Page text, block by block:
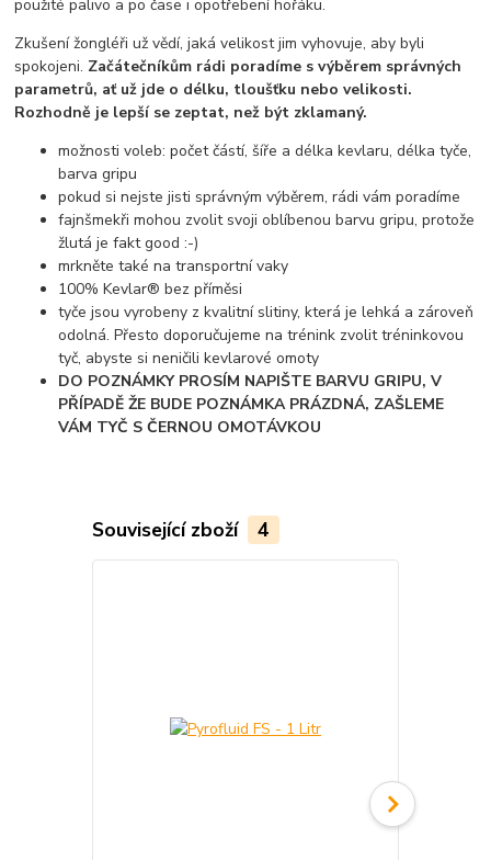
použité palivo a po čase i opotřebení hořáku.
Zkušení žongléři už vědí, jaká velikost jim vyhovuje, aby byli
spokojeni. Začátečníkům rádi poradíme s výběrem správných
parametrů, ať už jde o délku, tloušťku nebo velikosti.
Rozhodně je lepší se zeptat, než být zklamaný.
možnosti voleb: počet částí, šíře a délka kevlaru, délka tyče,
barva gripu
pokud si nejste jisti správným výběrem, rádi vám poradíme
fajnšmekři mohou zvolit svoji oblíbenou barvu gripu, protože
žlutá je fakt good :-)
mrkněte také na transportní vaky
100% Kevlar® bez příměsi
tyče jsou vyrobeny z kvalitní slitiny, která je lehká a zároveň
odolná. Přesto doporučujeme na trénink zvolit tréninkovou
tyč, abyste si neničili kevlarové omoty
DO POZNÁMKY PROSÍM NAPIŠTE BARVU GRIPU, V
PŘÍPADĚ ŽE BUDE POZNÁMKA PRÁZDNÁ, ZAŠLEME
VÁM TYČ S ČERNOU OMOTÁVKOU
Související zboží 4